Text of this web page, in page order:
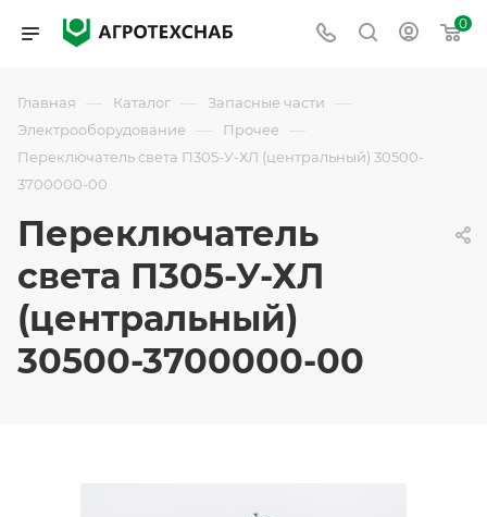
0
Главная — Каталог — Запасные части —
Электрооборудование — Прочее —
Переключатель света П305-У-ХЛ (центральный) 30500-
3700000-00
Переключатель
света П305-У-ХЛ
(центральный)
30500-3700000-00